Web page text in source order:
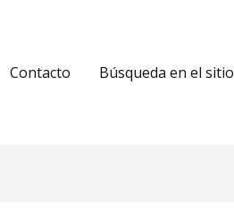
Contacto Búsqueda en el sitio